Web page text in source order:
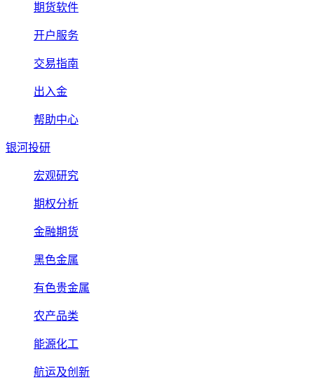
期货软件
开户服务
交易指南
出入金
帮助中心
银河投研
宏观研究
期权分析
金融期货
黑色金属
有色贵金属
农产品类
能源化工
航运及创新